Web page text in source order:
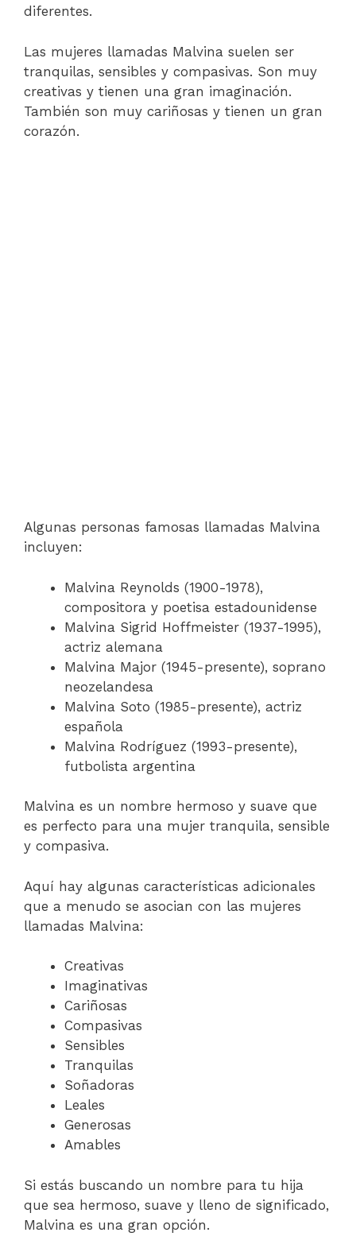
diferentes.
Las mujeres llamadas Malvina suelen ser
tranquilas, sensibles y compasivas. Son muy
creativas y tienen una gran imaginación.
También son muy cariñosas y tienen un gran
corazón.
Algunas personas famosas llamadas Malvina
incluyen:
Malvina Reynolds (1900-1978),
compositora y poetisa estadounidense
Malvina Sigrid Hoffmeister (1937-1995),
actriz alemana
Malvina Major (1945-presente), soprano
neozelandesa
Malvina Soto (1985-presente), actriz
española
Malvina Rodríguez (1993-presente),
futbolista argentina
Malvina es un nombre hermoso y suave que
es perfecto para una mujer tranquila, sensible
y compasiva.
Aquí hay algunas características adicionales
que a menudo se asocian con las mujeres
llamadas Malvina:
Creativas
Imaginativas
Cariñosas
Compasivas
Sensibles
Tranquilas
Soñadoras
Leales
Generosas
Amables
Si estás buscando un nombre para tu hija
que sea hermoso, suave y lleno de significado,
Malvina es una gran opción.